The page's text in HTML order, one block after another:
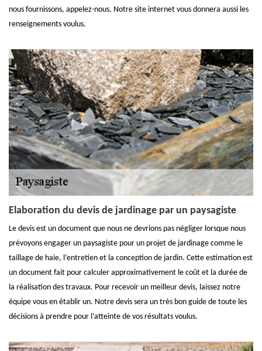
nous fournissons, appelez-nous. Notre site internet vous donnera aussi les
renseignements voulus.
Elaboration du devis de jardinage par un paysagiste
Le devis est un document que nous ne devrions pas négliger lorsque nous
prévoyons engager un paysagiste pour un projet de jardinage comme le
taillage de haie, l’entretien et la conception de jardin. Cette estimation est
un document fait pour calculer approximativement le coût et la durée de
la réalisation des travaux. Pour recevoir un meilleur devis, laissez notre
équipe vous en établir un. Notre devis sera un très bon guide de toute les
décisions à prendre pour l’atteinte de vos résultats voulus.